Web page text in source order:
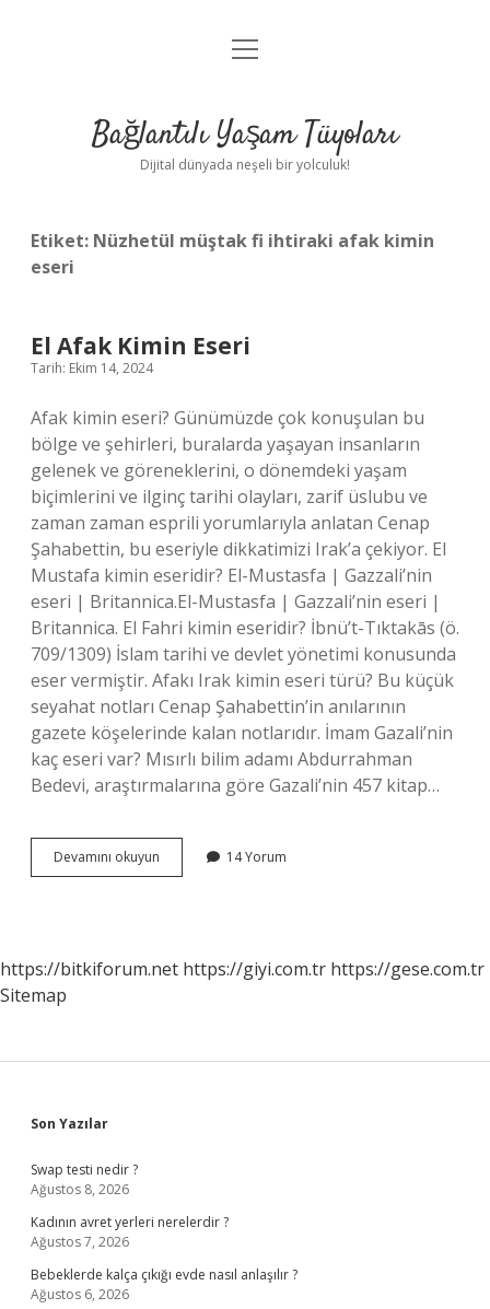
Anasayfa
Yasal Uyarı
menüyü
Bağlantılı Yaşam Tüyoları
Dijital dünyada neşeli bir yolculuk!
Etiket: Nüzhetül müştak fi ihtiraki afak kimin
eseri
El Afak Kimin Eseri
Tarih: Ekim 14, 2024
Afak kimin eseri? Günümüzde çok konuşulan bu
bölge ve şehirleri, buralarda yaşayan insanların
gelenek ve göreneklerini, o dönemdeki yaşam
biçimlerini ve ilginç tarihi olayları, zarif üslubu ve
zaman zaman esprili yorumlarıyla anlatan Cenap
Şahabettin, bu eseriyle dikkatimizi Irak’a çekiyor. El
Mustafa kimin eseridir? El-Mustasfa | Gazzali’nin
eseri | Britannica.El-Mustasfa | Gazzali’nin eseri |
Britannica. El Fahri kimin eseridir? İbnü’t-Tıktakās (ö.
709/1309) İslam tarihi ve devlet yönetimi konusunda
eser vermiştir. Afakı Irak kimin eseri türü? Bu küçük
seyahat notları Cenap Şahabettin’in anılarının
gazete köşelerinde kalan notlarıdır. İmam Gazali’nin
kaç eseri var? Mısırlı bilim adamı Abdurrahman
Bedevi, araştırmalarına göre Gazali’nin 457 kitap…
Devamını okuyun
Afak
14 Yorum
https://bitkiforum.net https://giyi.com.tr https://gese.com.tr
Sitemap
Sidebar
Son Yazılar
Swap testi nedir ?
Ağustos 8, 2026
Kadının avret yerleri nerelerdir ?
Ağustos 7, 2026
Bebeklerde kalça çıkığı evde nasıl anlaşılır ?
Ağustos 6, 2026